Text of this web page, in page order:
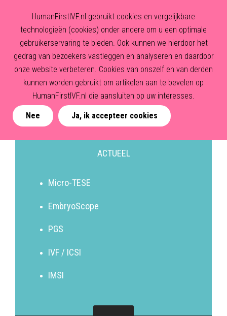
ACTUEEL
Micro-TESE
EmbryoScope
PGS
IVF / ICSI
IMSI
HumanFirstIVF.nl gebruikt cookies en vergelijkbare
technologieën (cookies) onder andere om u een optimale
gebruikerservaring te bieden. Ook kunnen we hierdoor het
gedrag van bezoekers vastleggen en analyseren en daardoor
onze website verbeteren. Cookies van onszelf en van derden
kunnen worden gebruikt om artikelen aan te bevelen op
HumanFirstIVF.nl die aansluiten op uw interesses.
Nee Ja, ik accepteer cookies